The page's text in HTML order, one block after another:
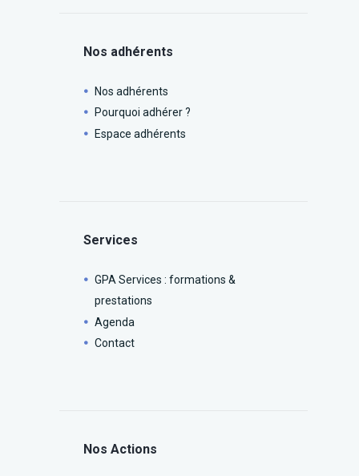
Nos adhérents
Nos adhérents
Pourquoi adhérer ?
Espace adhérents
Services
GPA Services : formations &
prestations
Agenda
Contact
Nos Actions